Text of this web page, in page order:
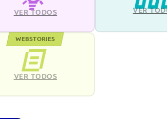
VER TODOS VER
WEBSTORIES
VER TODOS